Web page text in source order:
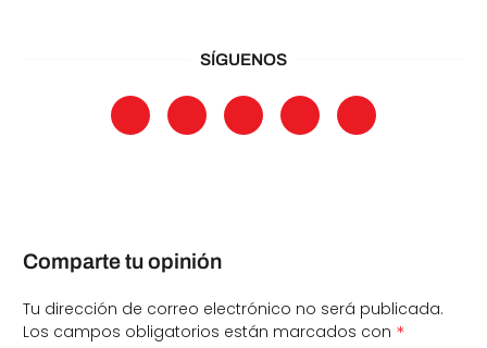
SÍGUENOS
Comparte tu opinión
Tu dirección de correo electrónico no será publicada.
Los campos obligatorios están marcados con *